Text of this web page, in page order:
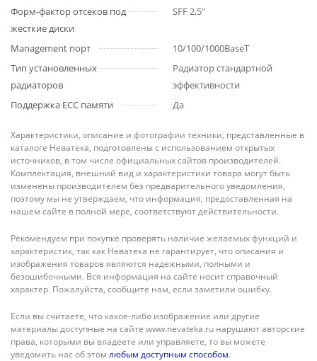
Форм-фактор отсеков под
жесткие диски
SFF 2,5"
Management порт
10/100/1000BaseT
Тип установленных
радиаторов
Радиатор стандартной
эффективности
Поддержка ECC памяти
Да
Характеристики, описание и фотографии техники, представленные в
каталоге Неватека, подготовлены с использованием открытых
источников, в том числе официальных сайтов производителей.
Комплектация, внешний вид и характеристики товара могут быть
изменены производителем без предварительного уведомления,
поэтому мы не утверждаем, что информация, предоставленная на
нашем сайте в полной мере, соответствуют действительности.
Рекомендуем при покупке проверять наличие желаемых функций и
характеристик, так как Неватека не гарантирует, что описания и
изображения товаров являются надежными, полными и
безошибочными. Вся информация на сайте носит справочный
характер. Пожалуйста, сообщите нам, если заметили ошибку.
Если вы считаете, что какое-либо изображение или другие
материалы доступные на сайте www.nevateka.ru нарушают авторские
права, которыми вы владеете или управляете, то вы можете
уведомить нас об этом любым доступным способом.